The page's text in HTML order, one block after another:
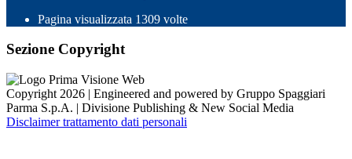
Pagina visualizzata 1309 volte
Sezione Copyright
Copyright 2026 | Engineered and powered by Gruppo Spaggiari
Parma S.p.A. | Divisione Publishing & New Social Media
Disclaimer trattamento dati personali